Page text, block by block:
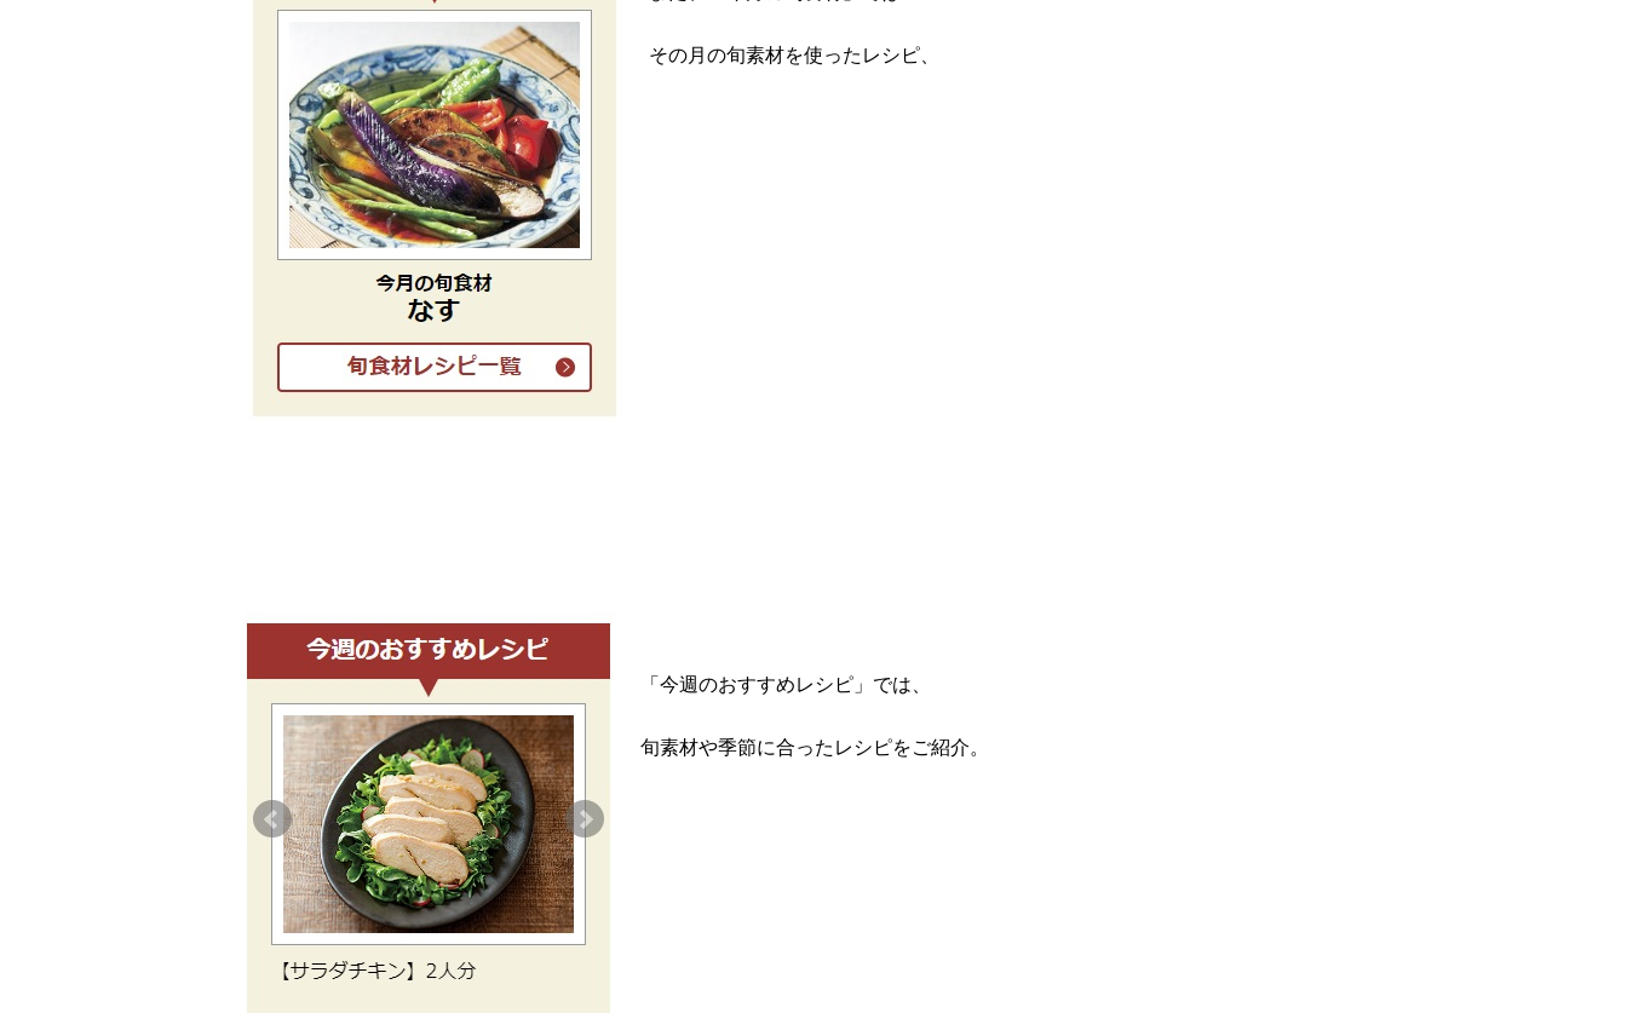
その月の旬素材を使ったレシピ、
「今週のおすすめレシピ」では、
旬素材や季節に合ったレシピをご紹介。